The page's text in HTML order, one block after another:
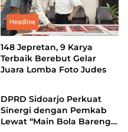
Headline
148 Jepretan, 9 Karya
Terbaik Berebut Gelar
Juara Lomba Foto Judes
Ekonomi
DPRD Sidoarjo Perkuat
Sinergi dengan Pemkab
Lewat “Main Bola Bareng”